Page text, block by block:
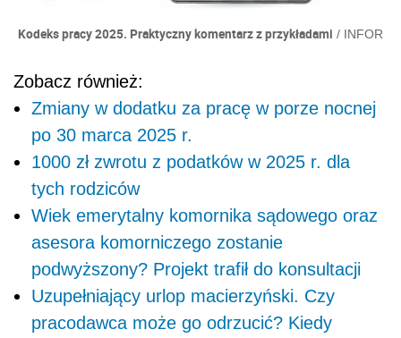
Kodeks pracy 2025. Praktyczny komentarz z przykładami / INFOR
Zobacz również:
Zmiany w dodatku za pracę w porze nocnej
po 30 marca 2025 r.
1000 zł zwrotu z podatków w 2025 r. dla
tych rodziców
Wiek emerytalny komornika sądowego oraz
asesora komorniczego zostanie
podwyższony? Projekt trafił do konsultacji
Uzupełniający urlop macierzyński. Czy
pracodawca może go odrzucić? Kiedy